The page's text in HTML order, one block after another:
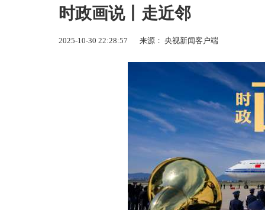
时政画说丨走近邻
2025-10-30 22:28:57 来源： 央视新闻客户端